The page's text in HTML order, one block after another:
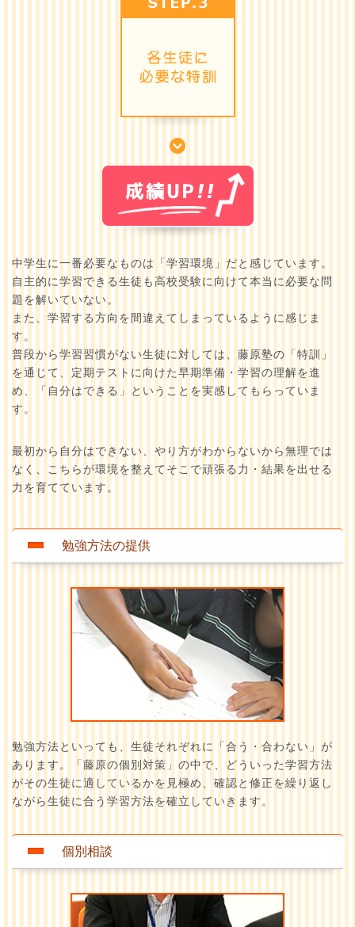
中学生に一番必要なものは「学習環境」だと感じています。
自主的に学習できる生徒も高校受験に向けて本当に必要な問
題を解いていない。
また、学習する方向を間違えてしまっているように感じま
す。
普段から学習習慣がない生徒に対しては、藤原塾の「特訓」
を通じて、定期テストに向けた早期準備・学習の理解を進
め、「自分はできる」ということを実感してもらっていま
す。
最初から自分はできない、やり方がわからないから無理では
なく、こちらが環境を整えてそこで頑張る力・結果を出せる
力を育てています。
勉強方法の提供
勉強方法といっても、生徒それぞれに「合う・合わない」が
あります。「藤原の個別対策」の中で、どういった学習方法
がその生徒に適しているかを見極め、確認と修正を繰り返し
ながら生徒に合う学習方法を確立していきます。
個別相談